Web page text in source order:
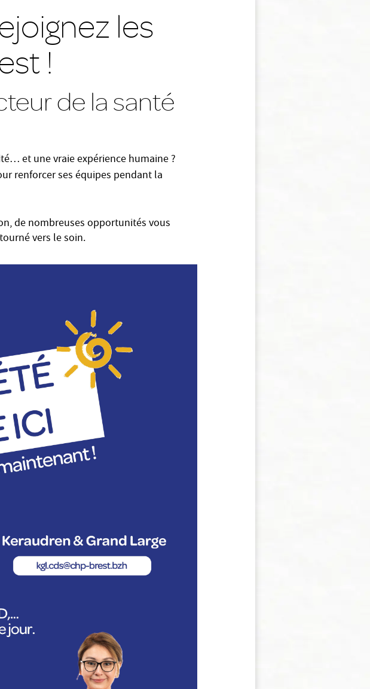
les
!
de la santé
et une vraie expérience humaine ?
renforcer ses équipes pendant la
de nombreuses opportunités vous
vers le soin.